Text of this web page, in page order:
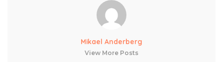
Mikael Anderberg
View More Posts